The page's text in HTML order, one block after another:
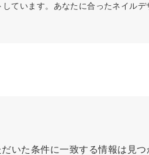
ています。あなたに合ったネイル
いた条件に一致する情報は見つ